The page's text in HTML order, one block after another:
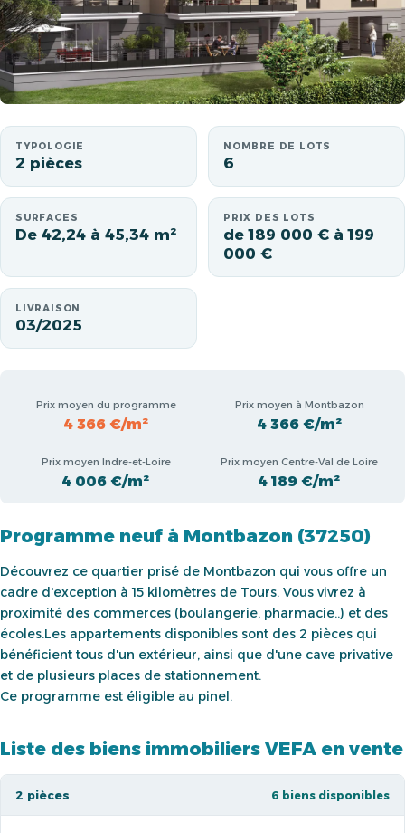
TYPOLOGIE
2 pièces
NOMBRE DE LOTS
6
SURFACES
De 42,24 à 45,34 m²
PRIX DES LOTS
de 189 000 € à 199
000 €
LIVRAISON
03/2025
Prix moyen du programme
4 366 €/m²
Prix moyen à Montbazon
4 366 €/m²
Prix moyen Indre-et-Loire
4 006 €/m²
Prix moyen Centre-Val de Loire
4 189 €/m²
Programme neuf à Montbazon (37250)
Découvrez ce quartier prisé de Montbazon qui vous offre un
cadre d'exception à 15 kilomètres de Tours. Vous vivrez à
proximité des commerces (boulangerie, pharmacie..) et des
écoles.Les appartements disponibles sont des 2 pièces qui
bénéficient tous d'un extérieur, ainsi que d'une cave privative
et de plusieurs places de stationnement.
Ce programme est éligible au pinel.
Liste des biens immobiliers VEFA en vente
2 pièces 6 biens disponibles